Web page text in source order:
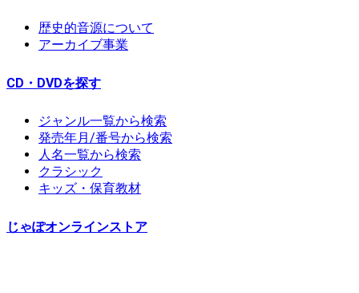
歴史的音源について
アーカイブ事業
CD・DVDを探す
ジャンル一覧から検索
発売年月/番号から検索
人名一覧から検索
クラシック
キッズ・保育教材
じゃぽオンラインストア